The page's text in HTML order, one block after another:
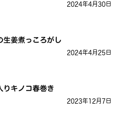
2024年4月30日
生姜煮っころがし
2024年4月25日
りキノコ春巻き
2023年12月7日